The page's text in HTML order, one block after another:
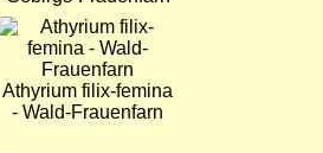
Bild
Athyrium filix-femina
- Wald-Frauenfarn